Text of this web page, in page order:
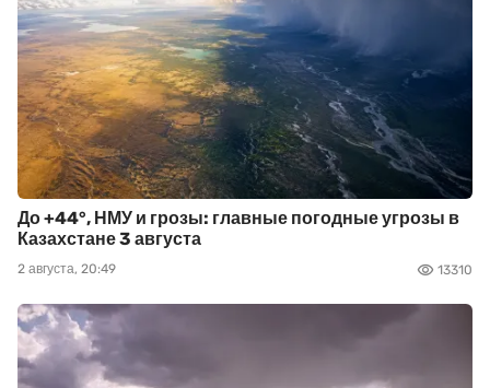
До +44°, НМУ и грозы: главные погодные угрозы в
Казахстане 3 августа
2 августа, 20:49 13310